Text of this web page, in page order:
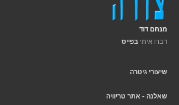
מנחם דוד
דברו איתי בפייס
שיעורי גיטרה
שאלנה - אתר טריוויה